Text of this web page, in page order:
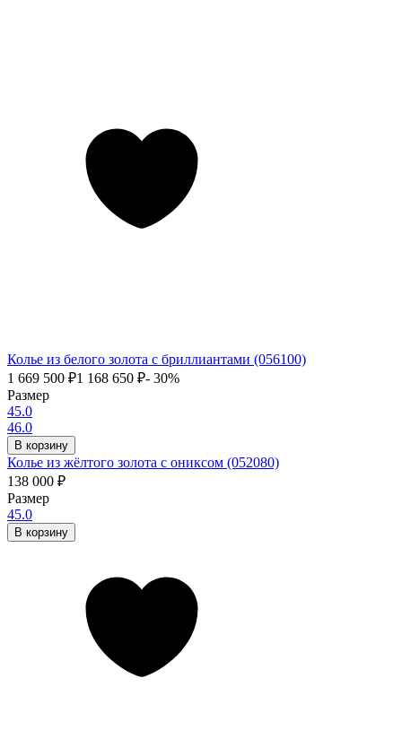
Колье из жёлтого золота с ониксом (052080)
138 000 ₽
Размер
45.0
В корзину
Колье из белого золота с бриллиантами (056100)
1 669 500 ₽1 168 650 ₽- 30%
Размер
45.0
46.0
В корзину